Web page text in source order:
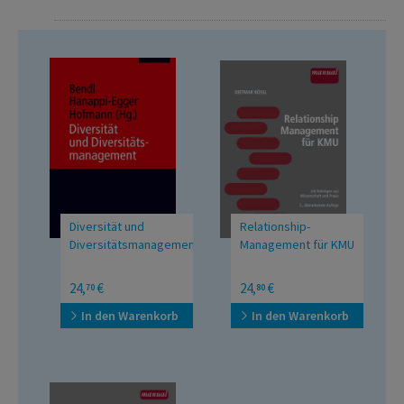
Diversität und
Diversitätsmanagement
UTB Mittlere Reihe
24,70 €
In den Warenkorb
Relationship-
Management für KMU
mit Beiträgen aus
Wissenschaft und Praxis
24,80 €
In den Warenkorb